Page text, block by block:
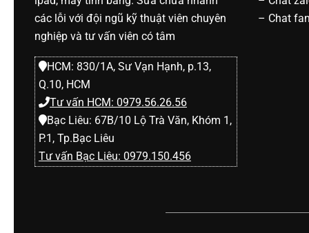
ạ
i
d
i
các lỗi với đội ngũ kỹ thuật viên chuyên
nghiệp và tư vấn viên có tâm
HCM: 830/1A, Sư Vạn Hạnh, p.13,
Q.10, HCM
Tư vấn HCM: 0979.56.26.56
Bạc Liêu: 67B/10 Lộ Trà Văn, Khóm 1,
P.1, Tp.Bạc Liêu
Tư vấn Bạc Liêu: 0979.150.456
– Chat